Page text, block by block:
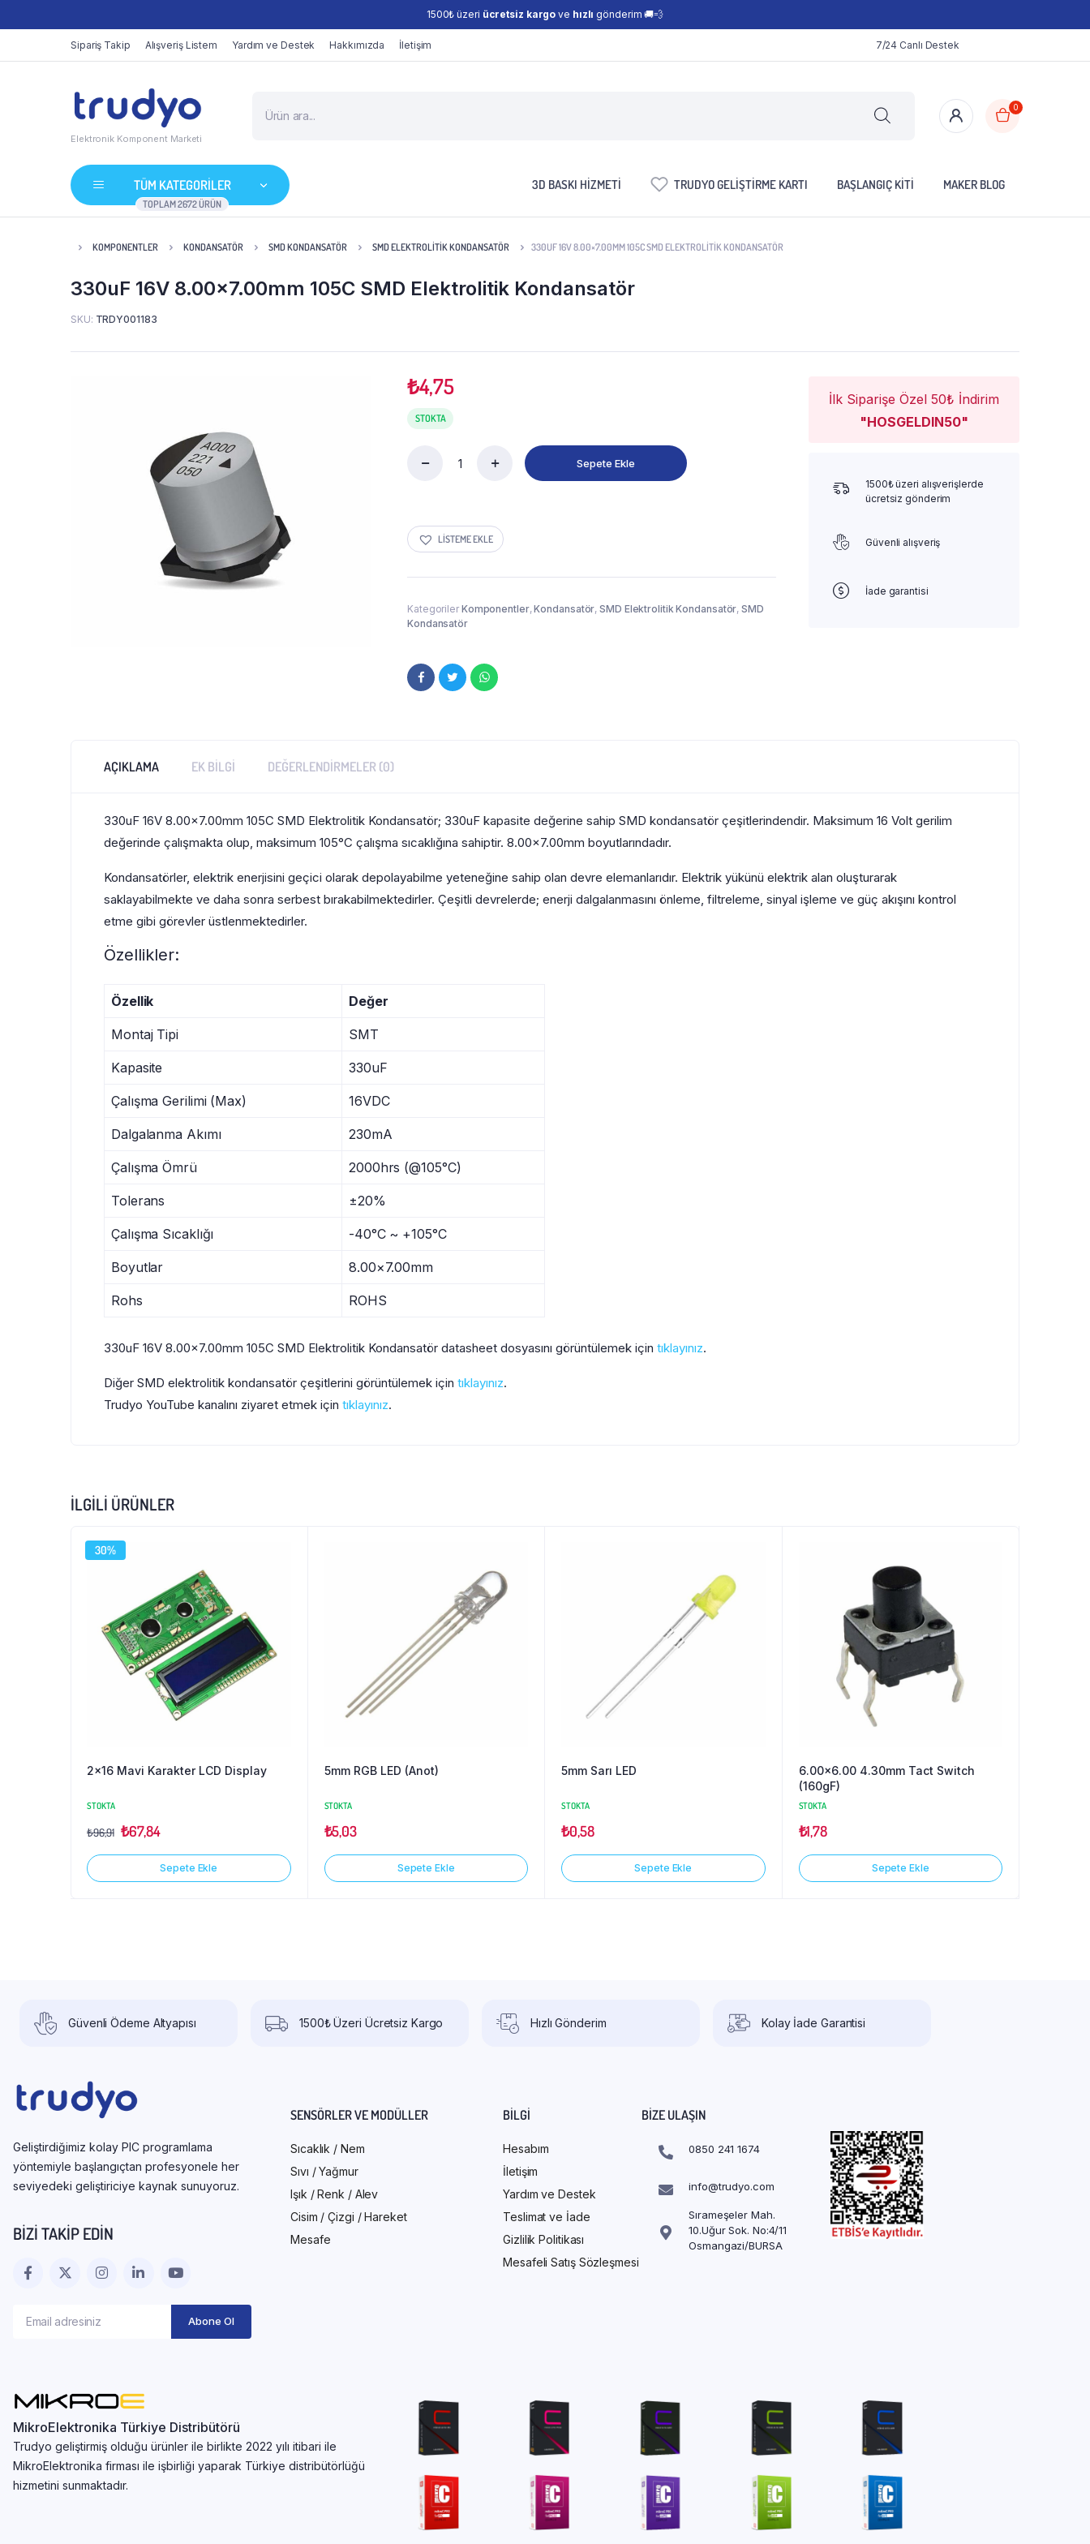
1500₺ üzeri ücretsiz kargo ve hızlı gönderim 🚚💨
Sipariş Takip Alışveriş Listem Yardım ve Destek Hakkımızda İletişim 7/24 Canlı Destek
Elektronik Komponent Marketi
0
TÜM KATEGORİLER
TOPLAM 2672 ÜRÜN
3D BASKI HIZMETI TRUDYO GELIŞTIRME KARTI BAŞLANGIÇ KITI MAKER BLOG
KOMPONENTLER KONDANSATÖR SMD KONDANSATÖR SMD ELEKTROLITIK KONDANSATÖR 330UF 16V 8.00×7.00MM 105C SMD ELEKTROLITIK KONDANSATÖR
330uF 16V 8.00×7.00mm 105C SMD Elektrolitik Kondansatör
SKU: TRDY001183
₺4,75
STOKTA
Sepete Ekle
LISTEME EKLE
Kategoriler Komponentler,Kondansatör,SMD Elektrolitik Kondansatör,SMD
Kondansatör
İlk Siparişe Özel 50₺ İndirim
"HOSGELDIN50"
1500₺ üzeri alışverişlerde
ücretsiz gönderim
Güvenli alışveriş
İade garantisi
AÇIKLAMA EK BILGI DEĞERLENDIRMELER (0)
330uF 16V 8.00×7.00mm 105C SMD Elektrolitik Kondansatör; 330uF kapasite değerine sahip SMD kondansatör çeşitlerindendir. Maksimum 16 Volt gerilim
değerinde çalışmakta olup, maksimum 105°C çalışma sıcaklığına sahiptir. 8.00×7.00mm boyutlarındadır.
Kondansatörler, elektrik enerjisini geçici olarak depolayabilme yeteneğine sahip olan devre elemanlarıdır. Elektrik yükünü elektrik alan oluşturarak
saklayabilmekte ve daha sonra serbest bırakabilmektedirler. Çeşitli devrelerde; enerji dalgalanmasını önleme, filtreleme, sinyal işleme ve güç akışını kontrol
etme gibi görevler üstlenmektedirler.
Özellikler:
Özellik Değer
Montaj Tipi SMT
Kapasite 330uF
Çalışma Gerilimi (Max) 16VDC
Dalgalanma Akımı 230mA
Çalışma Ömrü 2000hrs (@105°C)
Tolerans ±20%
Çalışma Sıcaklığı -40°C ~ +105°C
Boyutlar 8.00×7.00mm
Rohs ROHS
330uF 16V 8.00×7.00mm 105C SMD Elektrolitik Kondansatör datasheet dosyasını görüntülemek için tıklayınız.
Diğer SMD elektrolitik kondansatör çeşitlerini görüntülemek için tıklayınız.
Trudyo YouTube kanalını ziyaret etmek için tıklayınız.
İLGILI ÜRÜNLER
30%
2×16 Mavi Karakter LCD Display
STOKTA
₺96,91 ₺67,84
Sepete Ekle
5mm RGB LED (Anot)
STOKTA
₺5,03
Sepete Ekle
5mm Sarı LED
STOKTA
₺0,58
Sepete Ekle
6.00×6.00 4.30mm Tact Switch
(160gF)
STOKTA
₺1,78
Sepete Ekle
Güvenli Ödeme Altyapısı 1500₺ Üzeri Ücretsiz Kargo Hızlı Gönderim Kolay İade Garantisi
Geliştirdiğimiz kolay PIC programlama
yöntemiyle başlangıçtan profesyonele her
seviyedeki geliştiriciye kaynak sunuyoruz.
BIZI TAKIP EDIN
SENSÖRLER VE MODÜLLER
Sıcaklık / Nem
Sıvı / Yağmur
Işık / Renk / Alev
Cisim / Çizgi / Hareket
Mesafe
BILGI
Hesabım
İletişim
Yardım ve Destek
Teslimat ve İade
Gizlilik Politikası
Mesafeli Satış Sözleşmesi
BIZE ULAŞIN
0850 241 1674
info@trudyo.com
Sırameşeler Mah.
10.Uğur Sok. No:4/11
Osmangazi/BURSA
MikroElektronika Türkiye Distribütörü
Trudyo geliştirmiş olduğu ürünler ile birlikte 2022 yılı itibari ile
MikroElektronika firması ile işbirliği yaparak Türkiye distribütörlüğü
hizmetini sunmaktadır.